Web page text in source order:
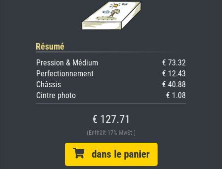
Résumé
Pression & Médium
€ 73.32
Perfectionnement
€ 12.43
Châssis
€ 40.88
Cintre photo
€ 1.08
€ 127.71
(Enthält 17% MwSt.)
dans le panier